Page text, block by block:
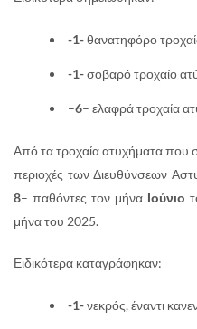
-1-θανατηφόρο
-1-σοβαρό τροχαίο
–6– ελαφρά τροχαία
Από τα τροχαία ατυχήματα που
περιοχές των Διευθύνσεων
8– παθόντες τον μήνα Ιούνιο
μήνα του 2025.
Ειδικότερα καταγράφηκαν:
-1-νεκρός, έναντι